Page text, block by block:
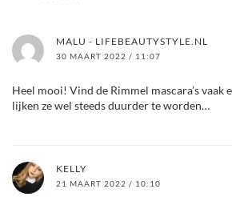
MALU - LIFEBEAUTYSTYLE.NL
30 MAART 2022 / 11:07
Heel mooi! Vind de Rimmel mascara’s vaak
lijken ze wel steeds duurder te worden…
KELLY
21 MAART 2022 / 10:10